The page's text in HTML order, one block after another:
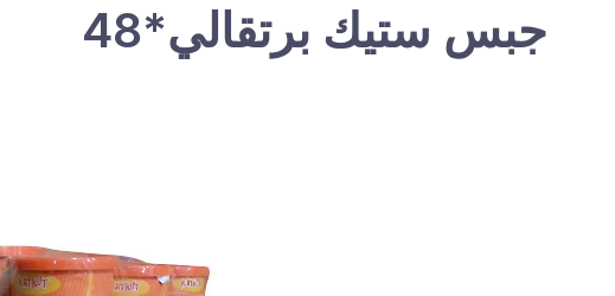
جبس ستيك برتقالي*48